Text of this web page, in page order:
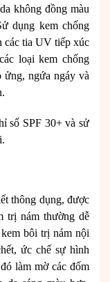
không đồng màu
dụng kem chống
các tia UV tiếp xúc
loại kem chống
ửng, ngứa ngáy và
số SPF 30+ và sử
thông dụng, được
trị nám thường dễ
bôi trị nám nội
ức chế sự hình
làm mờ các đốm